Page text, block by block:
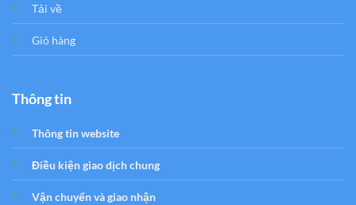
Tải về
Giỏ hàng
Thông tin
Thông tin website
Điều kiện giao dịch chung
Vận chuyển và giao nhận